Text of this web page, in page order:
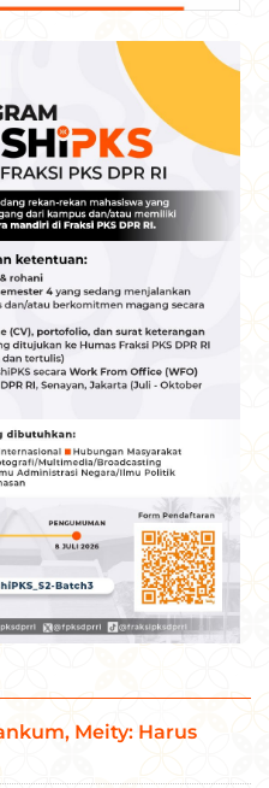
Meity: Harus